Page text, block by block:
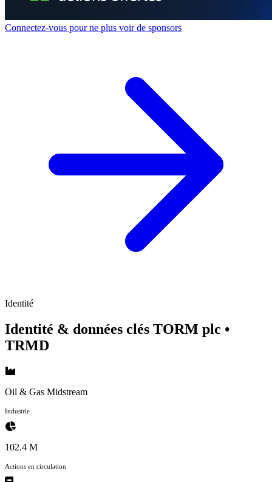
Connectez-vous pour ne plus voir de sponsors
Identité
Identité & données clés TORM plc •
TRMD
Oil & Gas Midstream
Industrie
102.4 M
Actions en circulation